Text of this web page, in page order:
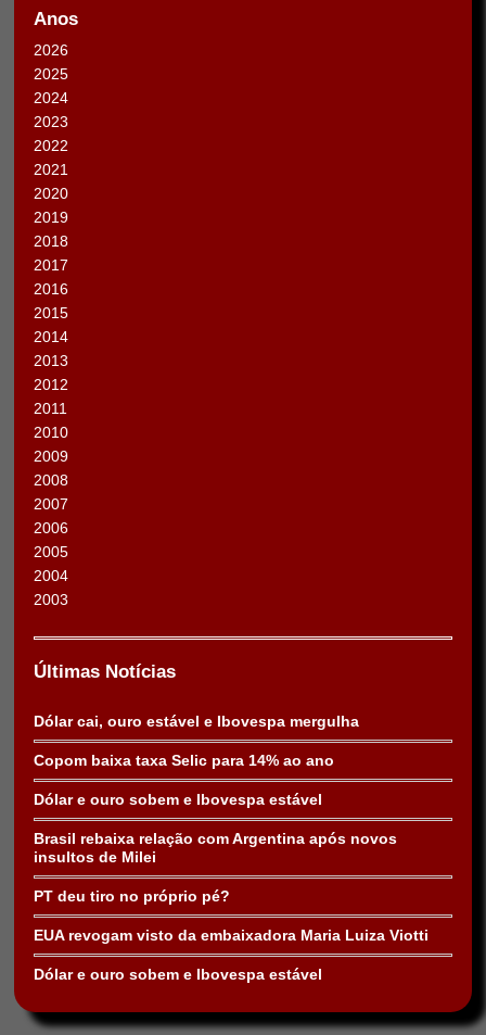
Anos
2026
2025
2024
2023
2022
2021
2020
2019
2018
2017
2016
2015
2014
2013
2012
2011
2010
2009
2008
2007
2006
2005
2004
2003
Últimas Notícias
Dólar cai, ouro estável e Ibovespa mergulha
Copom baixa taxa Selic para 14% ao ano
Dólar e ouro sobem e Ibovespa estável
Brasil rebaixa relação com Argentina após novos
insultos de Milei
PT deu tiro no próprio pé?
EUA revogam visto da embaixadora Maria Luiza Viotti
Dólar e ouro sobem e Ibovespa estável